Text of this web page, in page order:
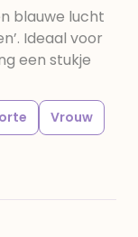
blauwe lucht
Ideaal voor
een stukje
Vrouw